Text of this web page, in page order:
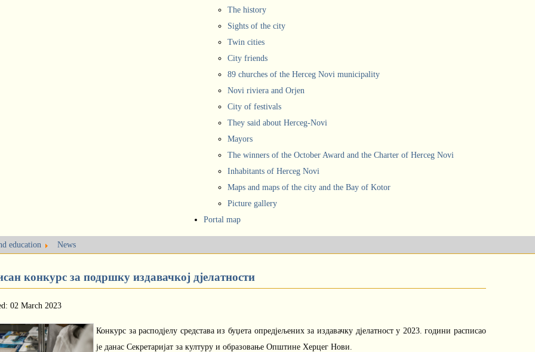
The history
Sights of the city
Twin cities
City friends
89 churches of the Herceg Novi municipality
Novi riviera and Orjen
City of festivals
They said about Herceg-Novi
Mayors
The winners of the October Award and the Charter of Herceg Novi
Inhabitants of Herceg Novi
Maps and maps of the city and the Bay of Kotor
Picture gallery
Portal map
education News
конкурс за подршку издавачкој дјелатности
02 March 2023
Конкурс за расподјелу средстава из буџета опредјељених за издавачку дјелатност у 2023. години расписао
је данас Секретаријат за културу и образовање Општине Херцег Нови.